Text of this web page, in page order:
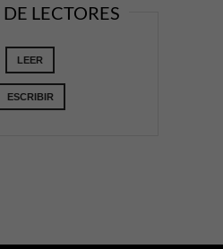
DE LECTORES
LEER
ESCRIBIR